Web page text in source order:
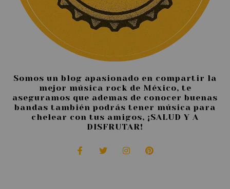
Somos un blog apasionado en compartir la
mejor música rock de México, te
aseguramos que ademas de conocer buenas
bandas también podrás tener música para
chelear con tus amigos, ¡SALUD Y A
DISFRUTAR!